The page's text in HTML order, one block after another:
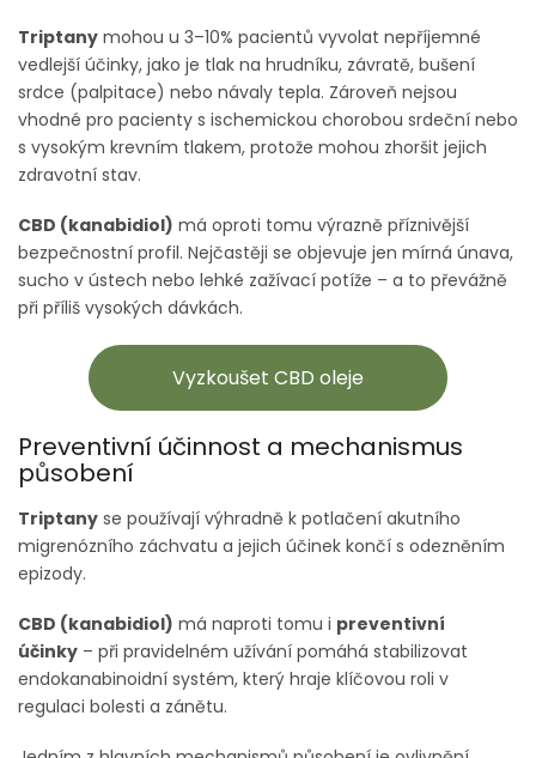
Triptany mohou u 3–10% pacientů vyvolat nepříjemné
vedlejší účinky, jako je tlak na hrudníku, závratě, bušení
srdce (palpitace) nebo návaly tepla. Zároveň nejsou
vhodné pro pacienty s ischemickou chorobou srdeční nebo
s vysokým krevním tlakem, protože mohou zhoršit jejich
zdravotní stav.
CBD (kanabidiol) má oproti tomu výrazně příznivější
bezpečnostní profil. Nejčastěji se objevuje jen mírná únava,
sucho v ústech nebo lehké zažívací potíže – a to převážně
při příliš vysokých dávkách.
Vyzkoušet CBD oleje
Preventivní účinnost a mechanismus
působení
Triptany se používají výhradně k potlačení akutního
migrenózního záchvatu a jejich účinek končí s odezněním
epizody.
CBD (kanabidiol) má naproti tomu i preventivní
účinky – při pravidelném užívání pomáhá stabilizovat
endokanabinoidní systém, který hraje klíčovou roli v
regulaci bolesti a zánětu.